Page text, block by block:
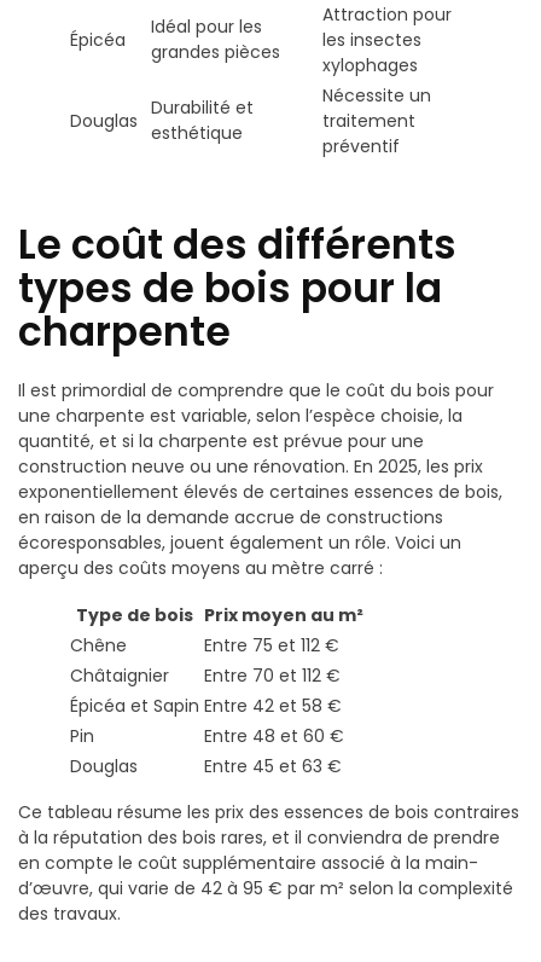
Épicéa
Idéal pour les
grandes pièces
Attraction pour
les insectes
xylophages
Douglas
Durabilité et
esthétique
Nécessite un
traitement
préventif
Le coût des différents
types de bois pour la
charpente
Il est primordial de comprendre que le coût du bois pour
une charpente est variable, selon l’espèce choisie, la
quantité, et si la charpente est prévue pour une
construction neuve ou une rénovation. En 2025, les prix
exponentiellement élevés de certaines essences de bois,
en raison de la demande accrue de constructions
écoresponsables, jouent également un rôle. Voici un
aperçu des coûts moyens au mètre carré :
Type de bois Prix moyen au m²
Chêne
Entre 75 et 112 €
Châtaignier
Entre 70 et 112 €
Épicéa et Sapin Entre 42 et 58 €
Pin
Entre 48 et 60 €
Douglas
Entre 45 et 63 €
Ce tableau résume les prix des essences de bois contraires
à la réputation des bois rares, et il conviendra de prendre
en compte le coût supplémentaire associé à la main-
d’œuvre, qui varie de 42 à 95 € par m² selon la complexité
des travaux.